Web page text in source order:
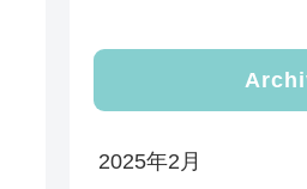
2025年2月